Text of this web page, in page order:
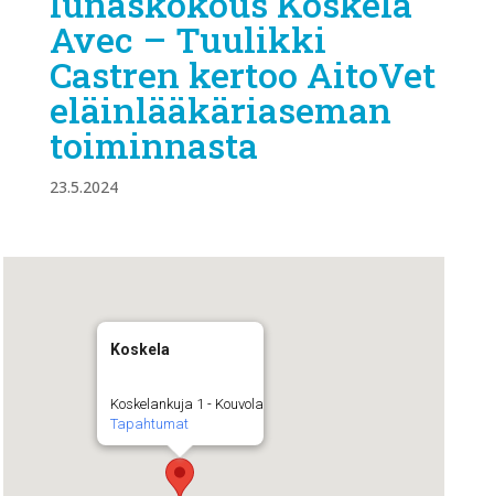
Avec – Tuulikki
Castren kertoo AitoVet
eläinlääkäriaseman
toiminnasta
23.5.2024
Koskela
Koskelankuja 1 - Kouvola
Tapahtumat